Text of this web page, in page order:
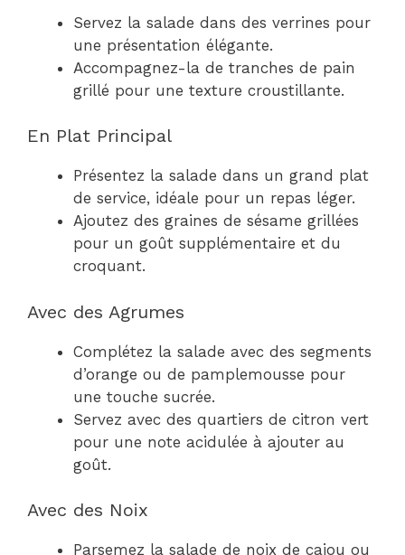
Servez la salade dans des verrines pour
une présentation élégante.
Accompagnez-la de tranches de pain
grillé pour une texture croustillante.
En Plat Principal
Présentez la salade dans un grand plat
de service, idéale pour un repas léger.
Ajoutez des graines de sésame grillées
pour un goût supplémentaire et du
croquant.
Avec des Agrumes
Complétez la salade avec des segments
d’orange ou de pamplemousse pour
une touche sucrée.
Servez avec des quartiers de citron vert
pour une note acidulée à ajouter au
goût.
Avec des Noix
Parsemez la salade de noix de cajou ou